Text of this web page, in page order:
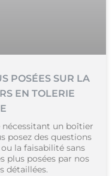
POSÉES SUR LA
EN TOLERIE
un boîtier
posez des questions
la faisabilité sans
plus posées par nos
détaillées.